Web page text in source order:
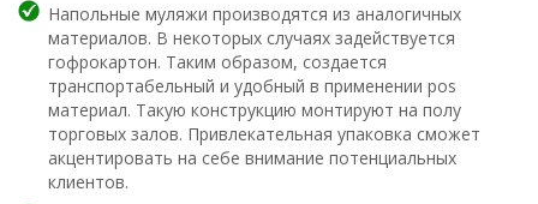
Напольные муляжи производятся из аналогичных
материалов. В некоторых случаях задействуется
гофрокартон. Таким образом, создается
транспортабельный и удобный в применении pos
материал. Такую конструкцию монтируют на полу
торговых залов. Привлекательная упаковка сможет
акцентировать на себе внимание потенциальных
клиентов.